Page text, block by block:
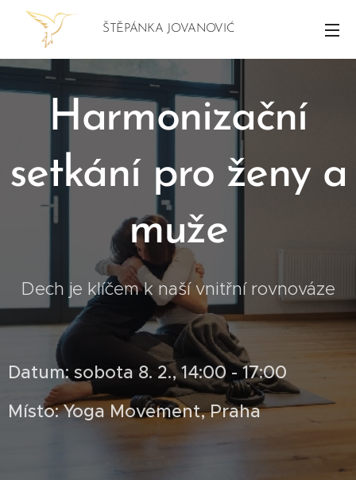
ŠTĚPÁNKA JOVANOVIĆ
Harmonizační
setkání pro ženy a
muže
Dech je klíčem k naší vnitřní rovnováze
Datum: sobota 8. 2., 14:00 - 17:00
Místo: Yoga Movement, Praha